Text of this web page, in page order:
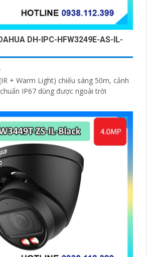
DH-IPC-HFW3249E-AS-IL-
+ Warm Light) chiếu sáng 50m, cảnh
IP67 dùng được ngoài trời